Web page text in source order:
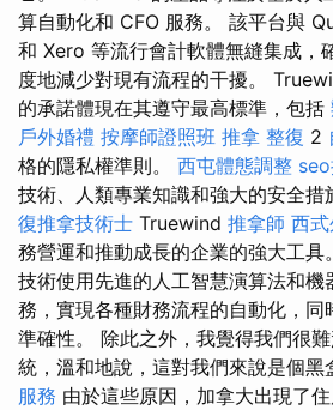
算自動化和 CFO 服務。 該平台與
和 Xero 等流行會計軟體無縫集成，
度地減少對現有流程的干擾。
的承諾體現在其遵守最高標準，包括
戶外婚禮 按摩師證照班 推拿 整復 2
格的隱私權準則。 西屯體態調整
技術、人類專業知識和強大的安全措
復推拿技術士 Truewind 推拿師 西
務營運和推動成長的企業的強大工具
技術使用先進的人工智慧演算法和機
務，實現各種財務流程的自動化，同
準確性。 除此之外，我覺得我們很
統，溫和地說，這對我們來說是個黑
服務 由於這些原因，加拿大出現了